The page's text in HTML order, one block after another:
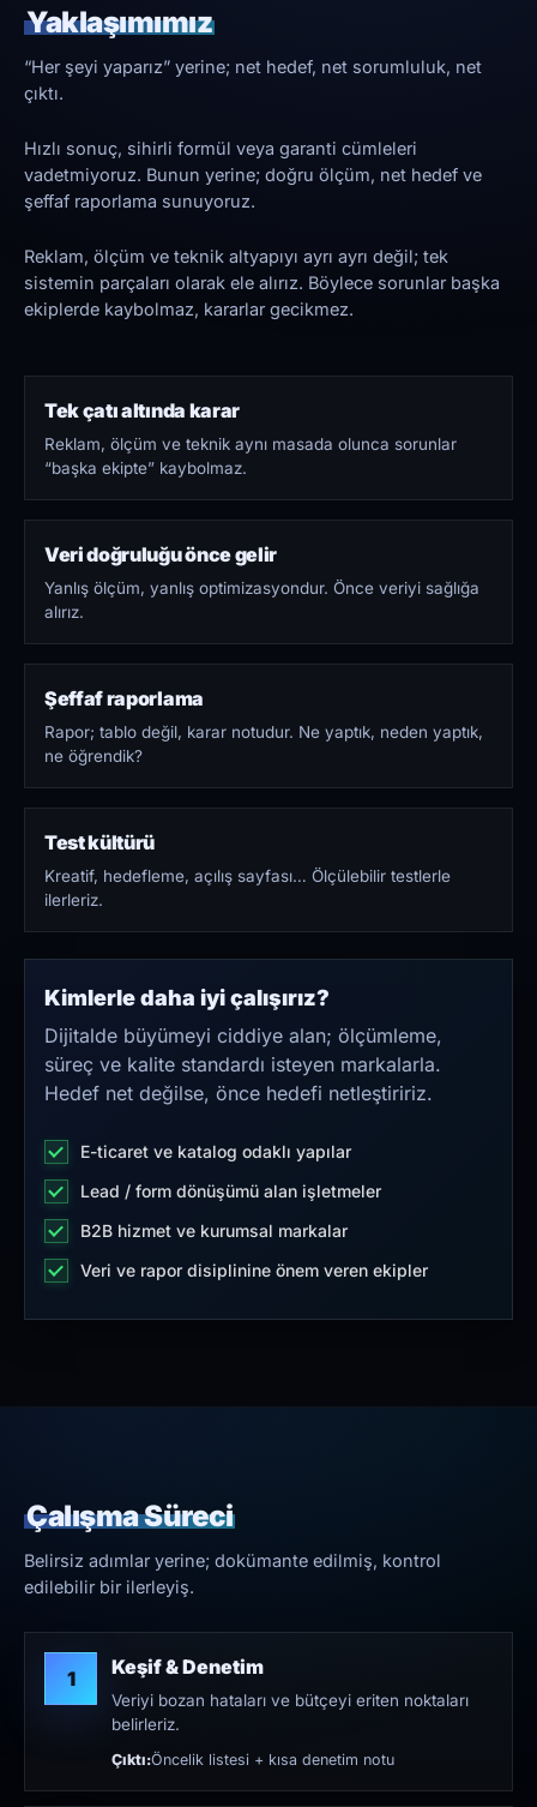
Yaklaşımımız
“Her şeyi yaparız” yerine; net hedef, net sorumluluk, net
çıktı.
Hızlı sonuç, sihirli formül veya garanti cümleleri
vadetmiyoruz. Bunun yerine; doğru ölçüm, net hedef ve
şeffaf raporlama sunuyoruz.
Reklam, ölçüm ve teknik altyapıyı ayrı ayrı değil; tek
sistemin parçaları olarak ele alırız. Böylece sorunlar başka
ekiplerde kaybolmaz, kararlar gecikmez.
Tek çatı altında karar
Reklam, ölçüm ve teknik aynı masada olunca sorunlar
“başka ekipte” kaybolmaz.
Veri doğruluğu önce gelir
Yanlış ölçüm, yanlış optimizasyondur. Önce veriyi sağlığa
alırız.
Şeffaf raporlama
Rapor; tablo değil, karar notudur. Ne yaptık, neden yaptık,
ne öğrendik?
Test kültürü
Kreatif, hedefleme, açılış sayfası… Ölçülebilir testlerle
ilerleriz.
Kimlerle daha iyi çalışırız?
Dijitalde büyümeyi ciddiye alan; ölçümleme,
süreç ve kalite standardı isteyen markalarla.
Hedef net değilse, önce hedefi netleştiririz.
E-ticaret ve katalog odaklı yapılar
Lead / form dönüşümü alan işletmeler
B2B hizmet ve kurumsal markalar
Veri ve rapor disiplinine önem veren ekipler
Çalışma Süreci
Belirsiz adımlar yerine; dokümante edilmiş, kontrol
edilebilir bir ilerleyiş.
1 Keşif & Denetim
Veriyi bozan hataları ve bütçeyi eriten noktaları
belirleriz.
Çıktı:Öncelik listesi + kısa denetim notu